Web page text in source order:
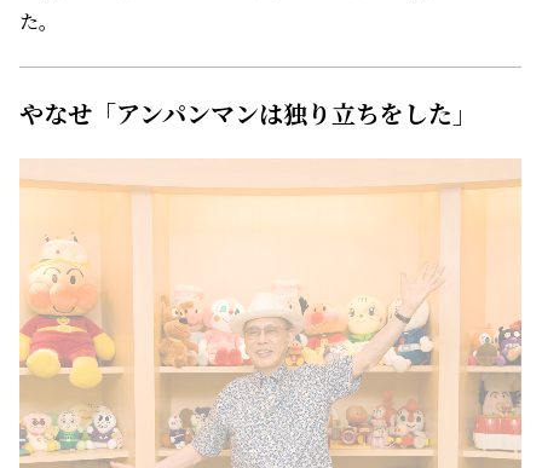
た。
やなせ「アンパンマンは独り立ちをした」